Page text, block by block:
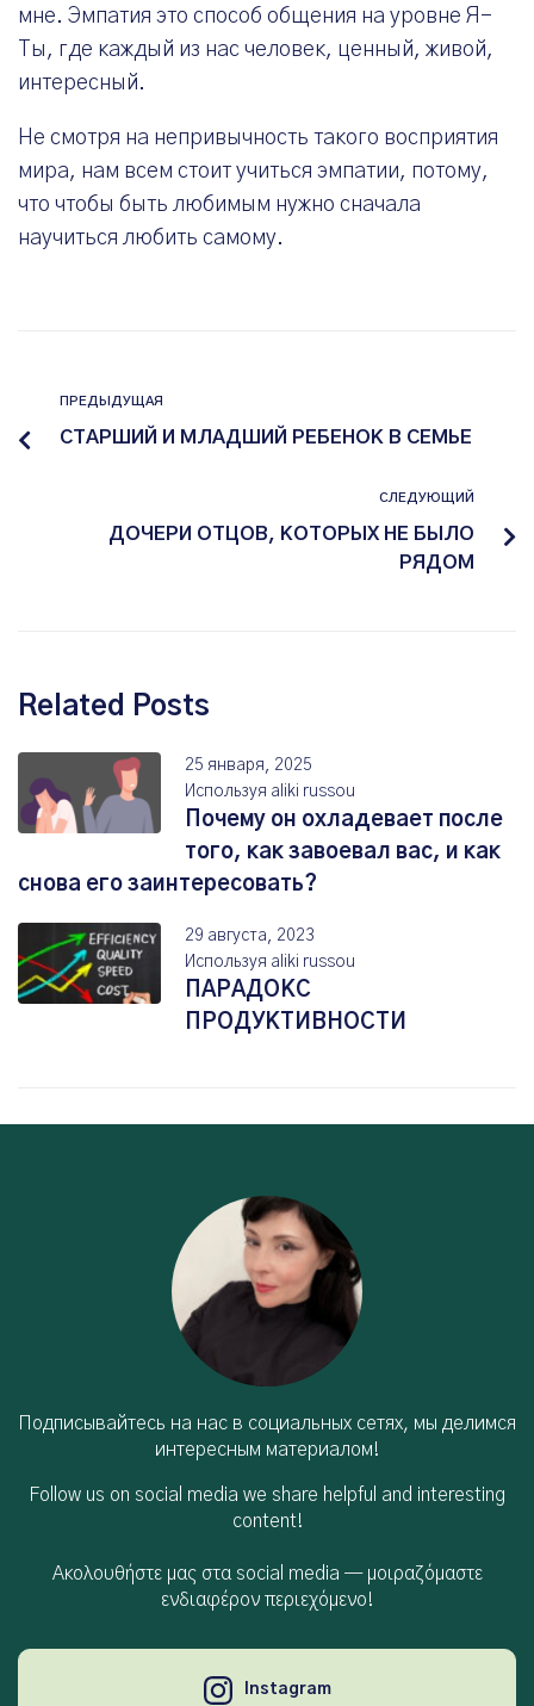
мне. Эмпатия это способ общения на уровне Я-
Ты, где каждый из нас человек, ценный, живой,
интересный.
Не смотря на непривычность такого восприятия
мира, нам всем стоит учиться эмпатии, потому,
что чтобы быть любимым нужно сначала
научиться любить самому.
ПРЕДЫДУЩАЯ
СТАРШИЙ И МЛАДШИЙ РЕБЕНОК В СЕМЬЕ
СЛЕДУЮЩИЙ
ДОЧЕРИ ОТЦОВ, КОТОРЫХ НЕ БЫЛО
РЯДОМ
Related Posts
25 января, 2025
Используя aliki russou
Почему он охладевает после
того, как завоевал вас, и как
снова его заинтересовать?
29 августа, 2023
Используя aliki russou
ПАРАДОКС
ПРОДУКТИВНОСТИ
Подписывайтесь на нас в социальных сетях, мы делимся
интересным материалом!
Follow us on social media we share helpful and interesting
content!
Ακολουθήστε μας στα social media — μοιραζόμαστε
ενδιαφέρον περιεχόμενο!
Instagram